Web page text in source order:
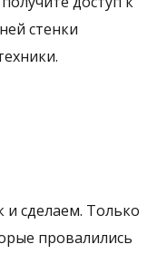
стенки
сделаем. Только
провалились